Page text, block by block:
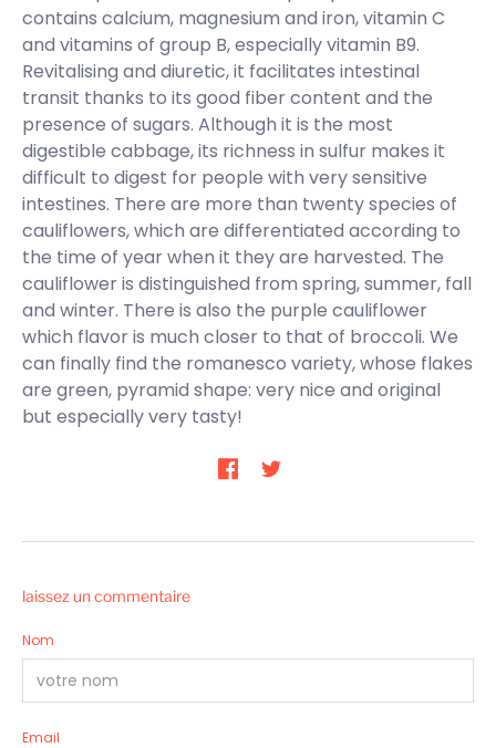
contains calcium, magnesium and iron, vitamin C
and vitamins of group B, especially vitamin B9.
Revitalising and diuretic, it facilitates intestinal
transit thanks to its good fiber content and the
presence of sugars. Although it is the most
digestible cabbage, its richness in sulfur makes it
difficult to digest for people with very sensitive
intestines. There are more than twenty species of
cauliflowers, which are differentiated according to
the time of year when it they are harvested. The
cauliflower is distinguished from spring, summer, fall
and winter. There is also the purple cauliflower
which flavor is much closer to that of broccoli. We
can finally find the romanesco variety, whose flakes
are green, pyramid shape: very nice and original
but especially very tasty!
laissez un commentaire
Nom
Email